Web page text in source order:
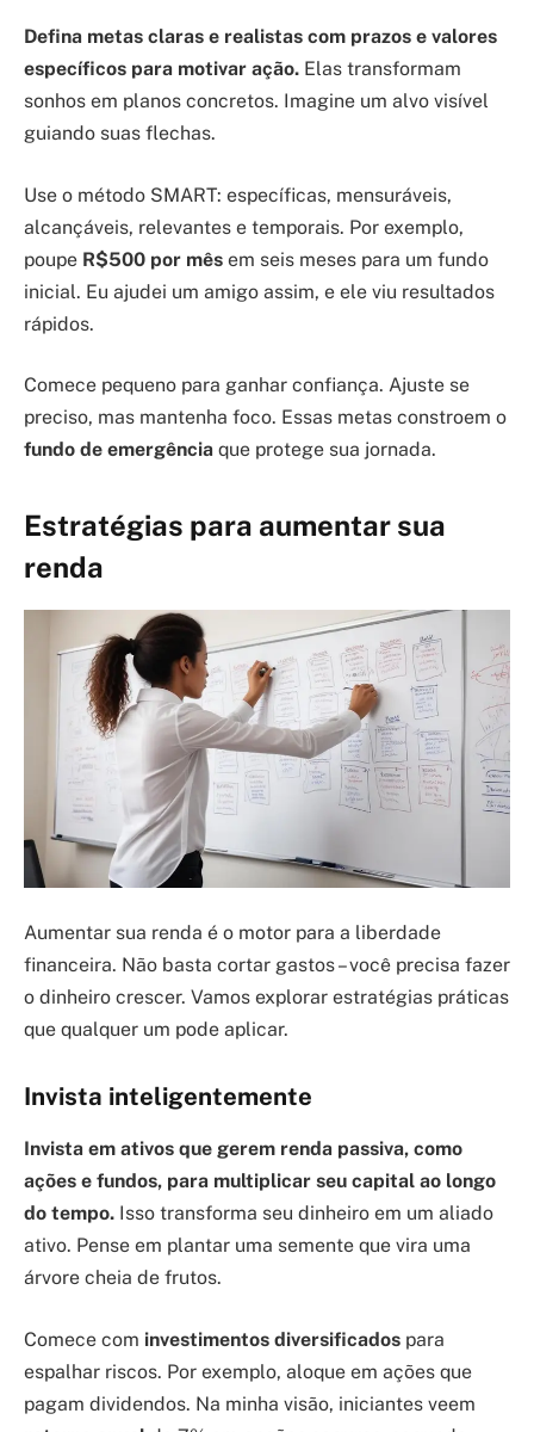
Defina metas claras e realistas com prazos e valores
específicos para motivar ação. Elas transformam
sonhos em planos concretos. Imagine um alvo visível
guiando suas flechas.
Use o método SMART: específicas, mensuráveis,
alcançáveis, relevantes e temporais. Por exemplo,
poupe R$500 por mês em seis meses para um fundo
inicial. Eu ajudei um amigo assim, e ele viu resultados
rápidos.
Comece pequeno para ganhar confiança. Ajuste se
preciso, mas mantenha foco. Essas metas constroem o
fundo de emergência que protege sua jornada.
Estratégias para aumentar sua
renda
Aumentar sua renda é o motor para a liberdade
financeira. Não basta cortar gastos – você precisa fazer
o dinheiro crescer. Vamos explorar estratégias práticas
que qualquer um pode aplicar.
Invista inteligentemente
Invista em ativos que gerem renda passiva, como
ações e fundos, para multiplicar seu capital ao longo
do tempo. Isso transforma seu dinheiro em um aliado
ativo. Pense em plantar uma semente que vira uma
árvore cheia de frutos.
Comece com investimentos diversificados para
espalhar riscos. Por exemplo, aloque em ações que
pagam dividendos. Na minha visão, iniciantes veem